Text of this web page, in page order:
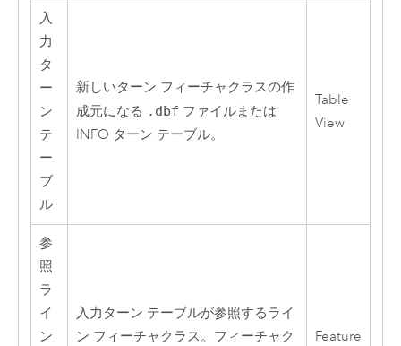
入
力
タ
ー
ン
テ
ー
ブ
ル
新しいターン フィーチャクラスの作
成元になる .dbf ファイルまたは
INFO ターン テーブル。
Table
View
参
照
ラ
イ
ン
入力ターン テーブルが参照するライ
ン フィーチャクラス。フィーチャク
Feature